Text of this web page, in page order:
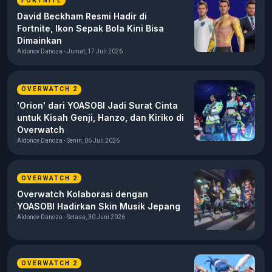
David Beckham Resmi Hadir di
Fortnite, Ikon Sepak Bola Kini Bisa
Dimainkan
Aldonov Danoza - Jumat, 17 Juli 2026
OVERWATCH 2
'Orion' dari YOASOBI Jadi Surat Cinta
untuk Kisah Genji, Hanzo, dan Kiriko di
Overwatch
Aldonov Danoza - Senin, 06 Juli 2026
OVERWATCH 2
Overwatch Kolaborasi dengan
YOASOBI Hadirkan Skin Musik Jepang
Aldonov Danoza - Selasa, 30 Juni 2026
OVERWATCH 2